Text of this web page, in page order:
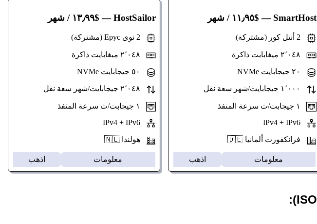
SmartHost — $١١٫٩٥ / شهر
2 أنتل كور (مشتركة)
IPv4 + IPv6
فرانكفورت ألمانيا 🇩🇪
معلومات اذهب
HostSailor— $١٣٫٩٩ / شهر
2 نوى Epyc (مشتركة)
IPv4 + IPv6
هولندا 🇳🇱
معلومات اذهب